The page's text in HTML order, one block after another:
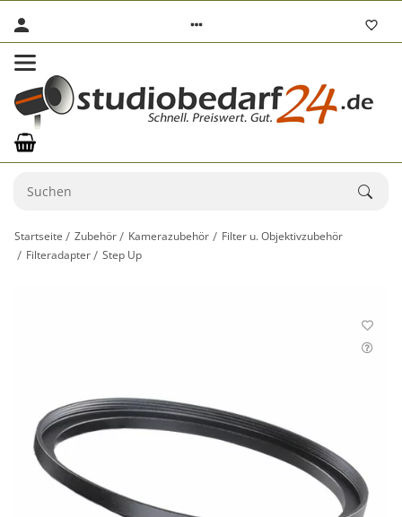
Startseite Zubehör Kamerazubehör
Filter u. Objektivzubehör
Filteradapter
Step Up